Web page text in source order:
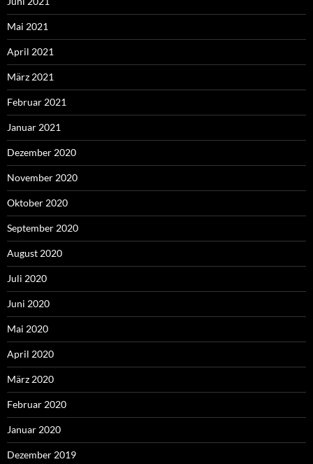
Mai 2021
April 2021
März 2021
Februar 2021
Januar 2021
Dezember 2020
November 2020
Oktober 2020
September 2020
August 2020
Juli 2020
Juni 2020
Mai 2020
April 2020
März 2020
Februar 2020
Januar 2020
Dezember 2019